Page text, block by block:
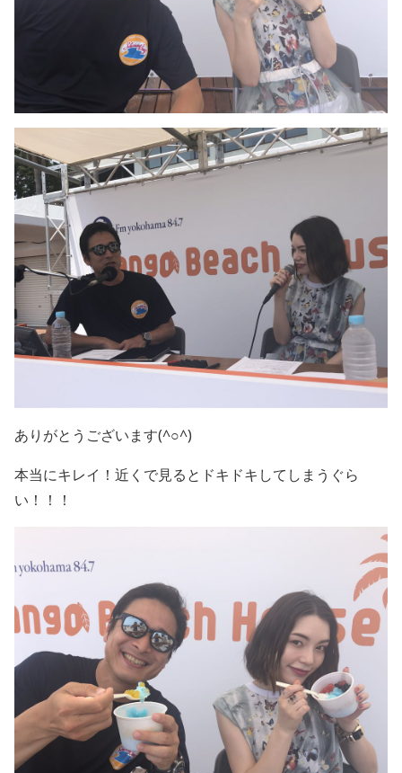
ありがとうございます(^○^)
本当にキレイ！近くで見るとドキドキしてしまうぐら
い！！！